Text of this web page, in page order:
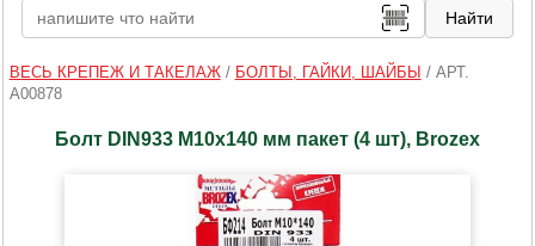
ВЕСЬ КРЕПЕЖ И ТАКЕЛАЖ/ БОЛТЫ, ГАЙКИ, ШАЙБЫ / АРТ.
A00878
Болт DIN933 М10х140 мм пакет (4 шт), Brozex